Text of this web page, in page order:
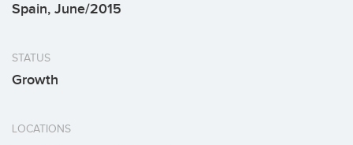
Spain, June/2015
STATUS
Growth
LOCATIONS